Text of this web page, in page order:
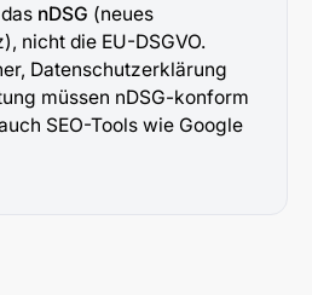
nDSG (neues
nicht die EU-DSGVO.
Datenschutzerklärung
müssen nDSG-konform
SEO-Tools wie Google